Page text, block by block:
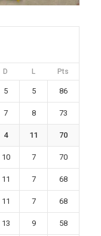
D L Pts
5 5 86
7 8 73
4 11 70
10 7 70
11 7 68
11 7 68
13 9 58